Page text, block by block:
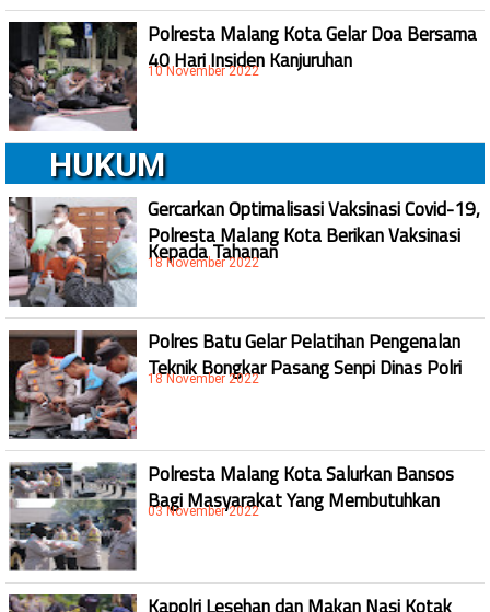
Polresta Malang Kota Gelar Doa Bersama
40 Hari Insiden Kanjuruhan
10 November 2022
HUKUM
Gercarkan Optimalisasi Vaksinasi Covid-19,
Polresta Malang Kota Berikan Vaksinasi
Kepada Tahanan
18 November 2022
Polres Batu Gelar Pelatihan Pengenalan
Teknik Bongkar Pasang Senpi Dinas Polri
18 November 2022
Polresta Malang Kota Salurkan Bansos
Bagi Masyarakat Yang Membutuhkan
03 November 2022